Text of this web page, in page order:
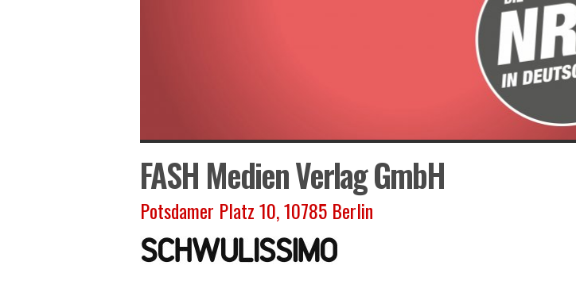
FASH Medien Verlag GmbH
Potsdamer Platz 10, 10785 Berlin